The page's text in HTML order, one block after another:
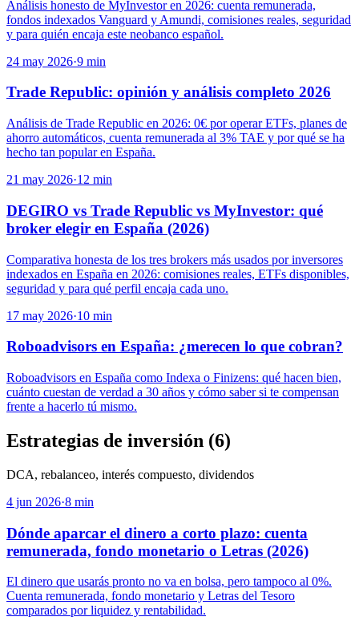
Análisis honesto de MyInvestor en 2026: cuenta remunerada,
fondos indexados Vanguard y Amundi, comisiones reales, seguridad
y para quién encaja este neobanco español.
24 may 2026·9 min
Trade Republic: opinión y análisis completo 2026
Análisis de Trade Republic en 2026: 0€ por operar ETFs, planes de
ahorro automáticos, cuenta remunerada al 3% TAE y por qué se ha
hecho tan popular en España.
21 may 2026·12 min
DEGIRO vs Trade Republic vs MyInvestor: qué
broker elegir en España (2026)
Comparativa honesta de los tres brokers más usados por inversores
indexados en España en 2026: comisiones reales, ETFs disponibles,
seguridad y para qué perfil encaja cada uno.
17 may 2026·10 min
Roboadvisors en España: ¿merecen lo que cobran?
Roboadvisors en España como Indexa o Finizens: qué hacen bien,
cuánto cuestan de verdad a 30 años y cómo saber si te compensan
frente a hacerlo tú mismo.
Estrategias de inversión (6)
DCA, rebalanceo, interés compuesto, dividendos
4 jun 2026·8 min
Dónde aparcar el dinero a corto plazo: cuenta
remunerada, fondo monetario o Letras (2026)
El dinero que usarás pronto no va en bolsa, pero tampoco al 0%.
Cuenta remunerada, fondo monetario y Letras del Tesoro
comparados por liquidez y rentabilidad.